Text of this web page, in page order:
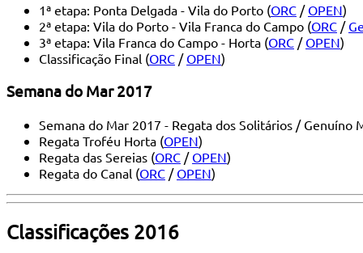
1ª etapa: Ponta Delgada - Vila do Porto (ORC / OPEN)
2ª etapa: Vila do Porto - Vila Franca do Campo (ORC /
3ª etapa: Vila Franca do Campo - Horta (ORC / OPEN)
Classificação Final (ORC / OPEN)
Semana do Mar 2017
Semana do Mar 2017 - Regata dos Solitários / Genuíno
Regata Troféu Horta (OPEN)
Regata das Sereias (ORC / OPEN)
Regata do Canal (ORC / OPEN)
Classificações 2016